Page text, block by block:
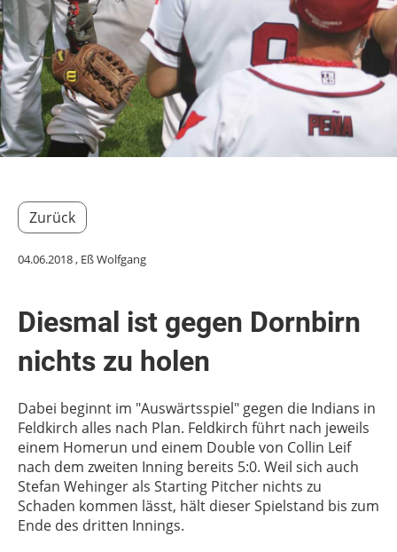
Zurück
04.06.2018, Eß Wolfgang
Diesmal ist gegen Dornbirn
nichts zu holen
Dabei beginnt im "Auswärtsspiel" gegen die Indians in
Feldkirch alles nach Plan. Feldkirch führt nach jeweils
einem Homerun und einem Double von Collin Leif
nach dem zweiten Inning bereits 5:0. Weil sich auch
Stefan Wehinger als Starting Pitcher nichts zu
Schaden kommen lässt, hält dieser Spielstand bis zum
Ende des dritten Innings.